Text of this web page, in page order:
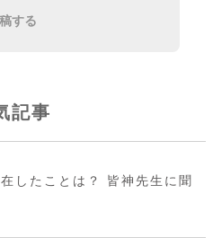
する
記事
したことは？ 皆神先生に聞